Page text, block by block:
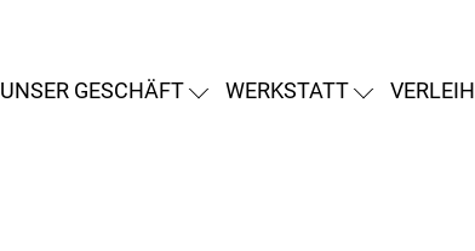
UNSER GESCHÄFT WERKSTATT VERLEIH